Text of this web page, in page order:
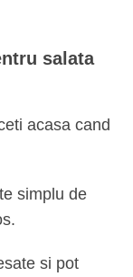
salata
acasa cand
simplu de
si pot